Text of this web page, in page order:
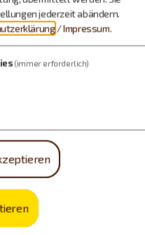
jederzeit abändern.
/Impressum.
(immer erforderlich)